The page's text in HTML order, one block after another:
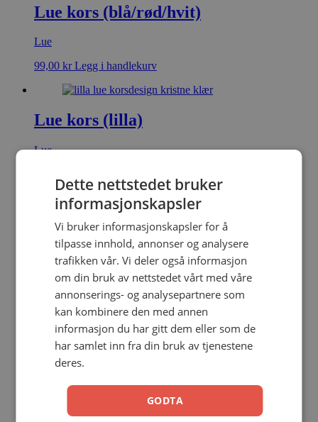
Lue kors (blå/rød/hvit)
Lue
99,00 kr Legg i handlekurv
Lue kors (lilla)
Lue
Skjerf kors (lilla)
Skjerf
99,00kr Legg i handlekurv
Skjerf kors (rosa)
Skjerf
kr
Dette nettstedet bruker
informasjonskapsler
Vi bruker informasjonskapsler for å
tilpasse innhold, annonser og analysere
trafikken vår. Vi deler også informasjon
om din bruk av nettstedet vårt med våre
annonserings- og analysepartnere som
kan kombinere den med annen
informasjon du har gitt dem eller som de
har samlet inn fra din bruk av tjenestene
deres.
GODTA